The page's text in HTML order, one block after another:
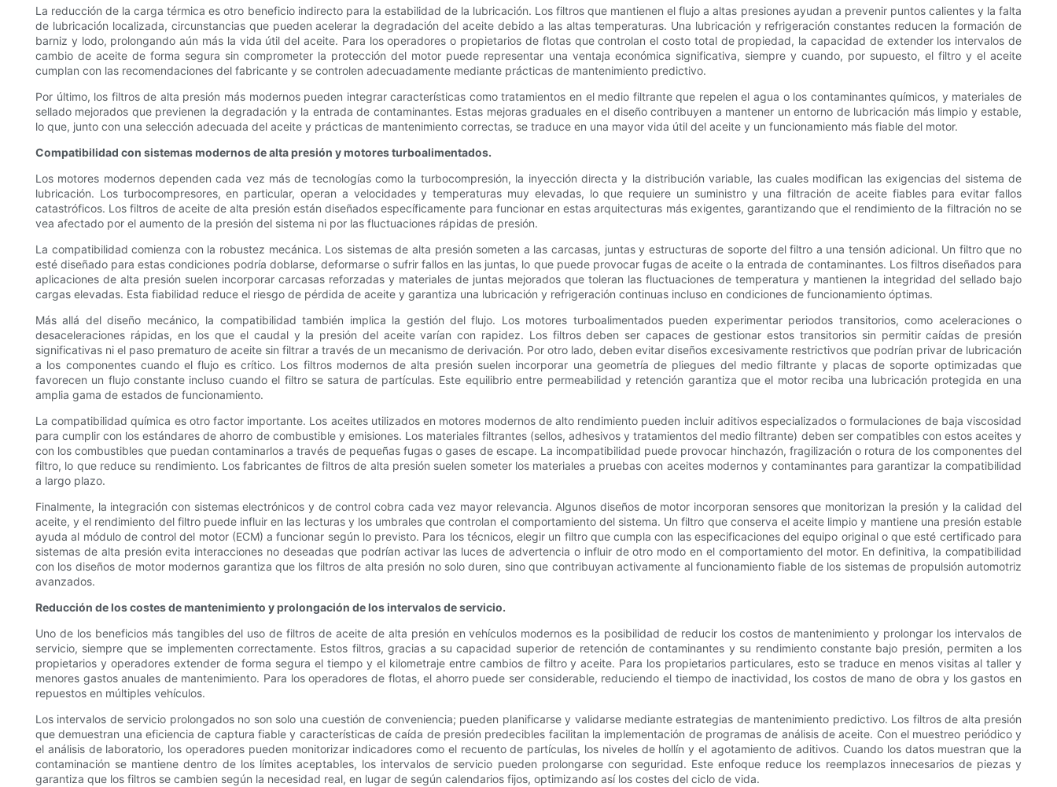
La reducción de la carga térmica es otro beneficio indirecto para la estabilidad de la lubricación. Los filtros que mantienen el flujo a altas presiones ayudan a prevenir puntos calientes y la falta
de lubricación localizada, circunstancias que pueden acelerar la degradación del aceite debido a las altas temperaturas. Una lubricación y refrigeración constantes reducen la formación de
barniz y lodo, prolongando aún más la vida útil del aceite. Para los operadores o propietarios de flotas que controlan el costo total de propiedad, la capacidad de extender los intervalos de
cambio de aceite de forma segura sin comprometer la protección del motor puede representar una ventaja económica significativa, siempre y cuando, por supuesto, el filtro y el aceite
cumplan con las recomendaciones del fabricante y se controlen adecuadamente mediante prácticas de mantenimiento predictivo.
Por último, los filtros de alta presión más modernos pueden integrar características como tratamientos en el medio filtrante que repelen el agua o los contaminantes químicos, y materiales de
sellado mejorados que previenen la degradación y la entrada de contaminantes. Estas mejoras graduales en el diseño contribuyen a mantener un entorno de lubricación más limpio y estable,
lo que, junto con una selección adecuada del aceite y prácticas de mantenimiento correctas, se traduce en una mayor vida útil del aceite y un funcionamiento más fiable del motor.
Compatibilidad con sistemas modernos de alta presión y motores turboalimentados.
Los motores modernos dependen cada vez más de tecnologías como la turbocompresión, la inyección directa y la distribución variable, las cuales modifican las exigencias del sistema de
lubricación. Los turbocompresores, en particular, operan a velocidades y temperaturas muy elevadas, lo que requiere un suministro y una filtración de aceite fiables para evitar fallos
catastróficos. Los filtros de aceite de alta presión están diseñados específicamente para funcionar en estas arquitecturas más exigentes, garantizando que el rendimiento de la filtración no se
vea afectado por el aumento de la presión del sistema ni por las fluctuaciones rápidas de presión.
La compatibilidad comienza con la robustez mecánica. Los sistemas de alta presión someten a las carcasas, juntas y estructuras de soporte del filtro a una tensión adicional. Un filtro que no
esté diseñado para estas condiciones podría doblarse, deformarse o sufrir fallos en las juntas, lo que puede provocar fugas de aceite o la entrada de contaminantes. Los filtros diseñados para
aplicaciones de alta presión suelen incorporar carcasas reforzadas y materiales de juntas mejorados que toleran las fluctuaciones de temperatura y mantienen la integridad del sellado bajo
cargas elevadas. Esta fiabilidad reduce el riesgo de pérdida de aceite y garantiza una lubricación y refrigeración continuas incluso en condiciones de funcionamiento óptimas.
Más allá del diseño mecánico, la compatibilidad también implica la gestión del flujo. Los motores turboalimentados pueden experimentar periodos transitorios, como aceleraciones o
desaceleraciones rápidas, en los que el caudal y la presión del aceite varían con rapidez. Los filtros deben ser capaces de gestionar estos transitorios sin permitir caídas de presión
significativas ni el paso prematuro de aceite sin filtrar a través de un mecanismo de derivación. Por otro lado, deben evitar diseños excesivamente restrictivos que podrían privar de lubricación
a los componentes cuando el flujo es crítico. Los filtros modernos de alta presión suelen incorporar una geometría de pliegues del medio filtrante y placas de soporte optimizadas que
favorecen un flujo constante incluso cuando el filtro se satura de partículas. Este equilibrio entre permeabilidad y retención garantiza que el motor reciba una lubricación protegida en una
amplia gama de estados de funcionamiento.
La compatibilidad química es otro factor importante. Los aceites utilizados en motores modernos de alto rendimiento pueden incluir aditivos especializados o formulaciones de baja viscosidad
para cumplir con los estándares de ahorro de combustible y emisiones. Los materiales filtrantes (sellos, adhesivos y tratamientos del medio filtrante) deben ser compatibles con estos aceites y
con los combustibles que puedan contaminarlos a través de pequeñas fugas o gases de escape. La incompatibilidad puede provocar hinchazón, fragilización o rotura de los componentes del
filtro, lo que reduce su rendimiento. Los fabricantes de filtros de alta presión suelen someter los materiales a pruebas con aceites modernos y contaminantes para garantizar la compatibilidad
a largo plazo.
Finalmente, la integración con sistemas electrónicos y de control cobra cada vez mayor relevancia. Algunos diseños de motor incorporan sensores que monitorizan la presión y la calidad del
aceite, y el rendimiento del filtro puede influir en las lecturas y los umbrales que controlan el comportamiento del sistema. Un filtro que conserva el aceite limpio y mantiene una presión estable
ayuda al módulo de control del motor (ECM) a funcionar según lo previsto. Para los técnicos, elegir un filtro que cumpla con las especificaciones del equipo original o que esté certificado para
sistemas de alta presión evita interacciones no deseadas que podrían activar las luces de advertencia o influir de otro modo en el comportamiento del motor. En definitiva, la compatibilidad
con los diseños de motor modernos garantiza que los filtros de alta presión no solo duren, sino que contribuyan activamente al funcionamiento fiable de los sistemas de propulsión automotriz
avanzados.
Reducción de los costes de mantenimiento y prolongación de los intervalos de servicio.
Uno de los beneficios más tangibles del uso de filtros de aceite de alta presión en vehículos modernos es la posibilidad de reducir los costos de mantenimiento y prolongar los intervalos de
servicio, siempre que se implementen correctamente. Estos filtros, gracias a su capacidad superior de retención de contaminantes y su rendimiento constante bajo presión, permiten a los
propietarios y operadores extender de forma segura el tiempo y el kilometraje entre cambios de filtro y aceite. Para los propietarios particulares, esto se traduce en menos visitas al taller y
menores gastos anuales de mantenimiento. Para los operadores de flotas, el ahorro puede ser considerable, reduciendo el tiempo de inactividad, los costos de mano de obra y los gastos en
repuestos en múltiples vehículos.
Los intervalos de servicio prolongados no son solo una cuestión de conveniencia; pueden planificarse y validarse mediante estrategias de mantenimiento predictivo. Los filtros de alta presión
que demuestran una eficiencia de captura fiable y características de caída de presión predecibles facilitan la implementación de programas de análisis de aceite. Con el muestreo periódico y
el análisis de laboratorio, los operadores pueden monitorizar indicadores como el recuento de partículas, los niveles de hollín y el agotamiento de aditivos. Cuando los datos muestran que la
contaminación se mantiene dentro de los límites aceptables, los intervalos de servicio pueden prolongarse con seguridad. Este enfoque reduce los reemplazos innecesarios de piezas y
garantiza que los filtros se cambien según la necesidad real, en lugar de según calendarios fijos, optimizando así los costes del ciclo de vida.